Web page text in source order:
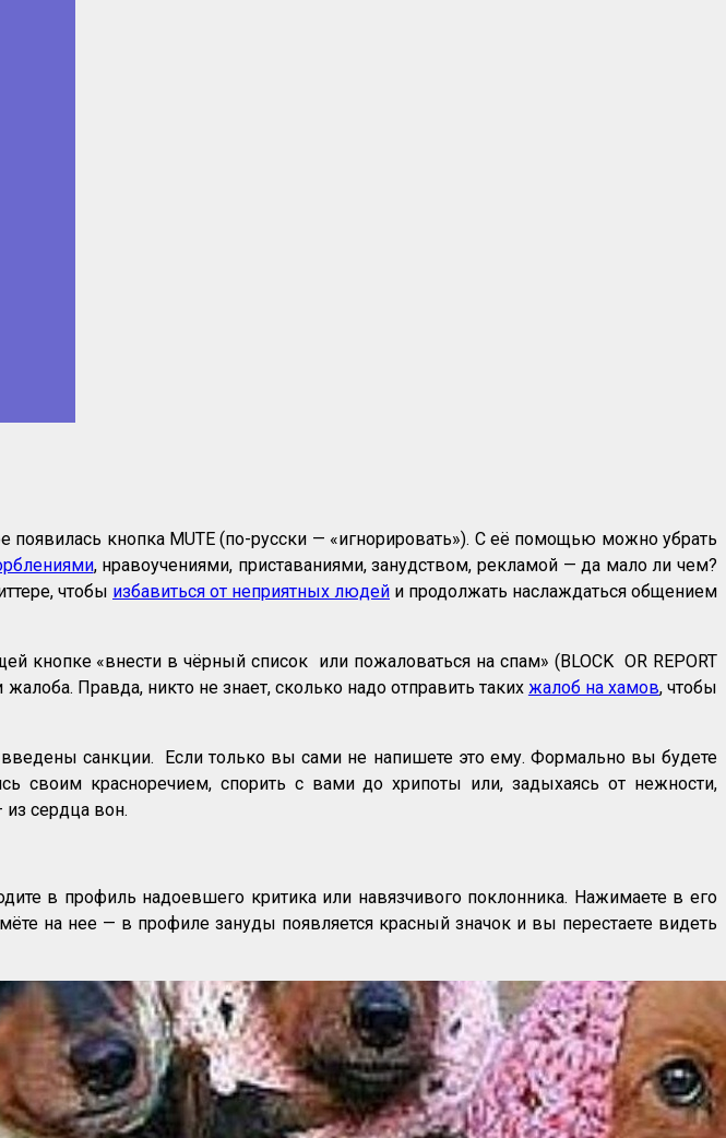
появилась кнопка MUTE (по-русски — «игнорировать»). С её помощью можно убрать
, нравоучениями, приставаниями, занудством, рекламой — да мало ли чем?
чтобы избавиться от неприятных людей и продолжать наслаждаться общением
«внести в чёрный список или пожаловаться на спам» (BLOCK OR REPORT
Правда, никто не знает, сколько надо отправить таких жалоб на хамов, чтобы
санкции. Если только вы сами не напишете это ему. Формально вы будете
своим красноречием, спорить с вами до хрипоты или, задыхаясь от нежности,
из сердца вон.
в профиль надоевшего критика или навязчивого поклонника. Нажимаете в его
на нее — в профиле зануды появляется красный значок и вы перестаете видеть